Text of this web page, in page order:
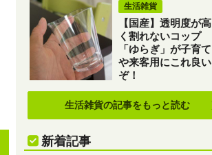
生活雑貨
【国産】透明度が高
く割れないコップ
「ゆらぎ」が子育て
や来客用にこれ良い
ぞ！
生活雑貨の記事をもっと読む
新着記事